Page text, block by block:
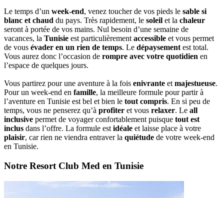
Le temps d’un week-end, venez toucher de vos pieds le sable si
blanc et chaud du pays. Très rapidement, le soleil et la chaleur
seront à portée de vos mains. Nul besoin d’une semaine de
vacances, la Tunisie est particulièrement accessible et vous permet
de vous évader en un rien de temps. Le dépaysement est total.
Vous aurez donc l’occasion de rompre avec votre quotidien en
l’espace de quelques jours.
Vous partirez pour une aventure à la fois enivrante et majestueuse.
Pour un week-end en famille, la meilleure formule pour partir à
l’aventure en Tunisie est bel et bien le tout compris. En si peu de
temps, vous ne penserez qu’à profiter et vous relaxer. Le all
inclusive permet de voyager confortablement puisque tout est
inclus dans l’offre. La formule est idéale et laisse place à votre
plaisir, car rien ne viendra entraver la quiétude de votre week-end
en Tunisie.
Notre Resort Club Med en Tunisie